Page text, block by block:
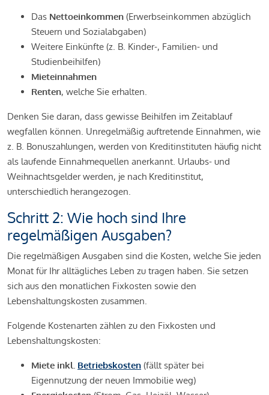
Das Nettoeinkommen (Erwerbseinkommen abzüglich
Steuern und Sozialabgaben)
Weitere Einkünfte (z. B. Kinder-, Familien- und
Studienbeihilfen)
Mieteinnahmen
Renten, welche Sie erhalten.
Denken Sie daran, dass gewisse Beihilfen im Zeitablauf
wegfallen können. Unregelmäßig auftretende Einnahmen, wie
z. B. Bonuszahlungen, werden von Kreditinstituten häufig nicht
als laufende Einnahmequellen anerkannt. Urlaubs- und
Weihnachtsgelder werden, je nach Kreditinstitut,
unterschiedlich herangezogen.
Schritt 2: Wie hoch sind Ihre
regelmäßigen Ausgaben?
Die regelmäßigen Ausgaben sind die Kosten, welche Sie jeden
Monat für Ihr alltägliches Leben zu tragen haben. Sie setzen
sich aus den monatlichen Fixkosten sowie den
Lebenshaltungskosten zusammen.
Folgende Kostenarten zählen zu den Fixkosten und
Lebenshaltungskosten:
Miete inkl. Betriebskosten (fällt später bei
Eigennutzung der neuen Immobilie weg)